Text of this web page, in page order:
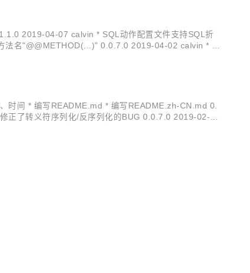
2019-04-07 calvin * SQL动作配置文件支持SQL折
名"@@METHOD(...)" 0.0.7.0 2019-04-02 calvin * 支
间 * 编写README.md * 编写README.zh-CN.md 0.
了转义符序列化/反序列化的BUG 0.0.7.0 2019-02-28